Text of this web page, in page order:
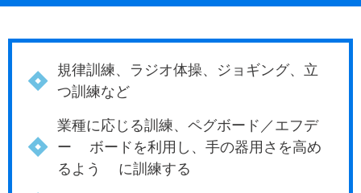
規律訓練、ラジオ体操、ジョギング、立
つ訓練など
業種に応じる訓練、ペグボード／エフデ
ー ボードを利用し、手の器用さを高め
るよう に訓練する